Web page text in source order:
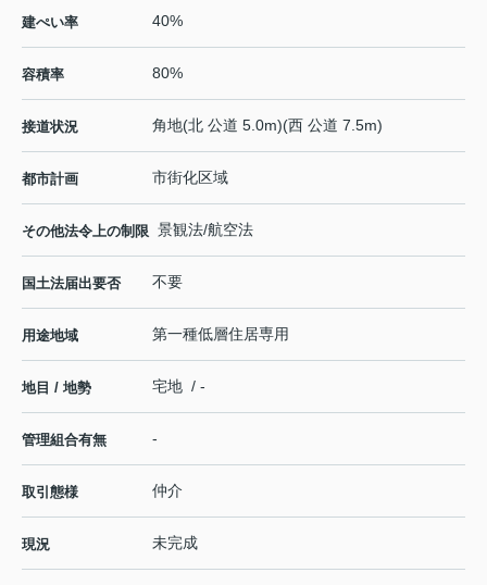
建ぺい率 40%
容積率 80%
接道状況 角地(北 公道 5.0m)(西 公道 7.5m)
都市計画 市街化区域
その他法令上の制限 景観法/航空法
国土法届出要否 不要
用途地域 第一種低層住居専用
地目 / 地勢 宅地 / -
管理組合有無 -
取引態様 仲介
現況 未完成